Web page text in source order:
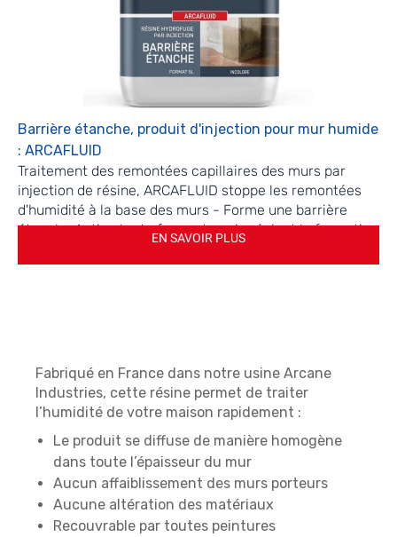
Barrière étanche, produit d'injection pour mur humide
: ARCAFLUID
Traitement des remontées capillaires des murs par
injection de résine, ARCAFLUID stoppe les remontées
d'humidité à la base des murs - Forme une barrière
étanche Action hydrofugeante qui prévient la formation
de salpêtre, le cloquage et le décollement des enduits
extérieurs et intérieurs.
EN SAVOIR PLUS
Fabriqué en France dans notre usine Arcane
Industries, cette résine permet de traiter
l’humidité de votre maison rapidement :
Le produit se diffuse de manière homogène
dans toute l’épaisseur du mur
Aucun affaiblissement des murs porteurs
Aucune altération des matériaux
Recouvrable par toutes peintures